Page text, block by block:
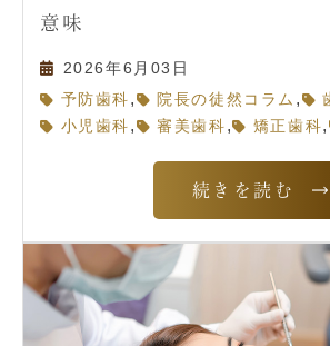
意味
2026年6月03日
予防歯科 , 院長の徒然コラム ,
小児歯科 , 審美歯科 , 矯正歯科,
続きを読む